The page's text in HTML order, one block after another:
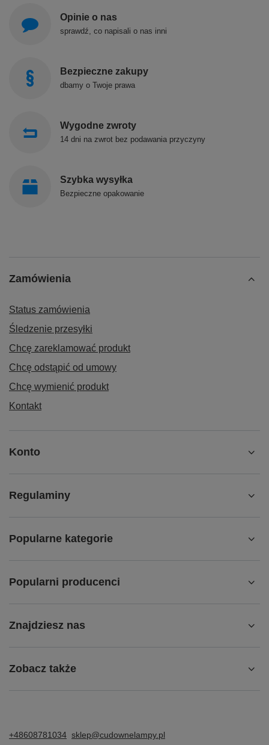
Opinie o nas
sprawdź, co napisali o nas inni
Bezpieczne zakupy
dbamy o Twoje prawa
Wygodne zwroty
14 dni na zwrot bez podawania przyczyny
Szybka wysyłka
Bezpieczne opakowanie
Zamówienia
Status zamówienia
Śledzenie przesyłki
Chcę zareklamować produkt
Chcę odstąpić od umowy
Chcę wymienić produkt
Kontakt
Konto
Regulaminy
Popularne kategorie
Popularni producenci
Znajdziesz nas
Zobacz także
+48608781034 sklep@cudownelampy.pl